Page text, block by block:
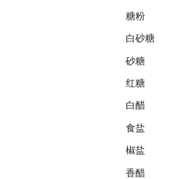
糖粉
白砂糖
砂糖
红糖
白醋
食盐
椒盐
香醋